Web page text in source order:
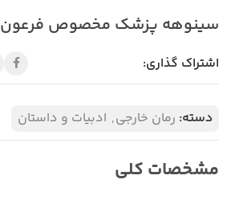
سینوهه پزشک مخصوص فرعون
اشتراک گذاری:
دسته: رمان خارجی, ادبیات و داستان
مشخصات کلی